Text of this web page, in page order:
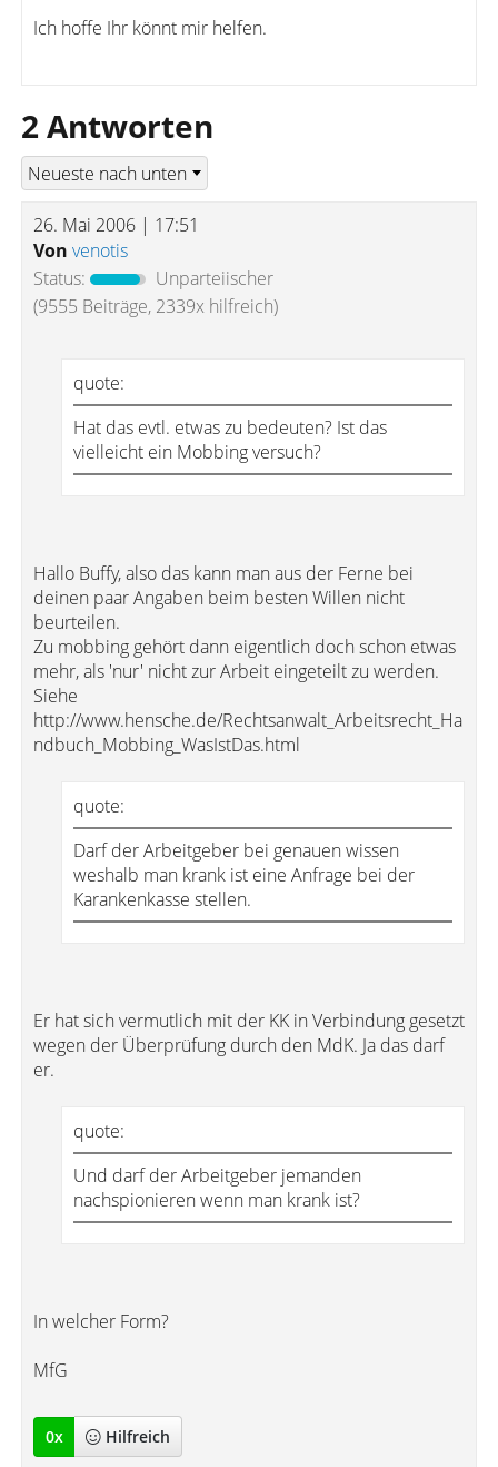
Ich hoffe Ihr könnt mir helfen.
2 Antworten
26. Mai 2006 | 17:51
Von venotis
Status:
Unparteiischer
(9555 Beiträge, 2339x hilfreich)
quote:
Hat das evtl. etwas zu bedeuten? Ist das
vielleicht ein Mobbing versuch?
Hallo Buffy, also das kann man aus der Ferne bei
deinen paar Angaben beim besten Willen nicht
beurteilen.
Zu mobbing gehört dann eigentlich doch schon etwas
mehr, als 'nur' nicht zur Arbeit eingeteilt zu werden.
Siehe
http://www.hensche.de/Rechtsanwalt_Arbeitsrecht_Ha
ndbuch_Mobbing_WasIstDas.html
quote:
Darf der Arbeitgeber bei genauen wissen
weshalb man krank ist eine Anfrage bei der
Karankenkasse stellen.
Er hat sich vermutlich mit der KK in Verbindung gesetzt
wegen der Überprüfung durch den MdK. Ja das darf
er.
quote:
Und darf der Arbeitgeber jemanden
nachspionieren wenn man krank ist?
In welcher Form?
MfG
0x Hilfreich